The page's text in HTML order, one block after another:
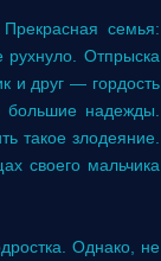
семья:
Отпрыска
и друг — гордость
большие надежды.
такое злодеяние.
своего мальчика
Однако, не